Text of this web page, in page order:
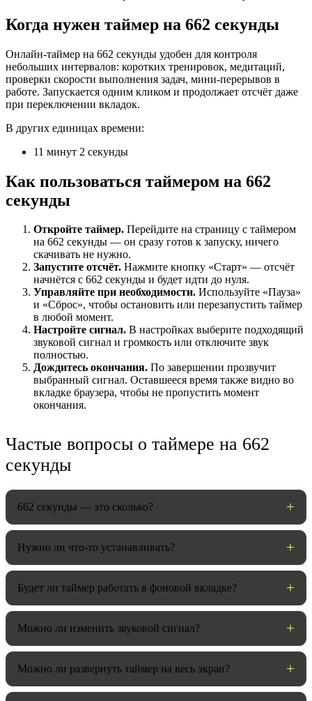
НАСТРОЙКИ
Громкость:
Когда нужен таймер на 662 секунды
Онлайн-таймер на 662 секунды удобен для контроля
небольших интервалов: коротких тренировок, медитаций,
проверки скорости выполнения задач, мини-перерывов в
работе. Запускается одним кликом и продолжает отсчёт даже
при переключении вкладок.
В других единицах времени:
11 минут 2 секунды
Как пользоваться таймером на 662
секунды
Откройте таймер. Перейдите на страницу с таймером
на 662 секунды — он сразу готов к запуску, ничего
скачивать не нужно.
Запустите отсчёт. Нажмите кнопку «Старт» — отсчёт
начнётся с 662 секунды и будет идти до нуля.
Управляйте при необходимости. Используйте «Пауза»
и «Сброс», чтобы остановить или перезапустить таймер
в любой момент.
Настройте сигнал. В настройках выберите подходящий
звуковой сигнал и громкость или отключите звук
полностью.
Дождитесь окончания. По завершении прозвучит
выбранный сигнал. Оставшееся время также видно во
вкладке браузера, чтобы не пропустить момент
окончания.
Частые вопросы о таймере на 662
секунды
662 секунды — это сколько?
Нужно ли что-то устанавливать?
Будет ли таймер работать в фоновой вкладке?
Можно ли изменить звуковой сигнал?
Можно ли развернуть таймер на весь экран?